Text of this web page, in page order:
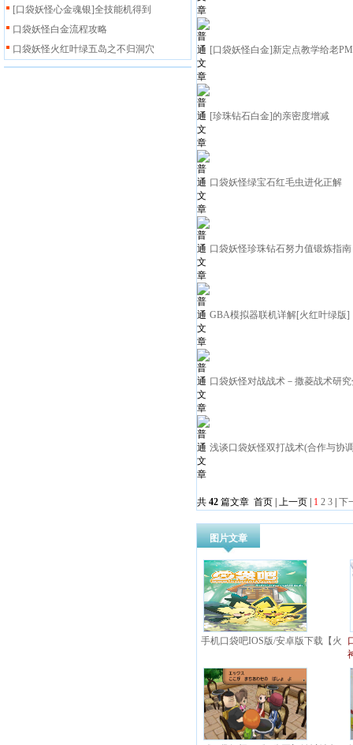
[口袋妖怪心金魂银]全技能机得到
口袋妖怪白金流程攻略
口袋妖怪火红叶绿五岛之不归洞穴
[口袋妖怪白金]新定点教学给老
[珍珠钻石白金]的亲密度增减
口袋妖怪绿宝石红毛虫进化正解
口袋妖怪珍珠钻石努力值锻炼指南
GBA模拟器联机详解[火红叶绿版]
口袋妖怪对战战术－撒菱战术研
浅谈口袋妖怪双打战术(合作与协
共 42篇文章 首页 | 上一页 | 1 2 3| 下
图片文章
手机口袋吧IOS版/安卓版下载【火